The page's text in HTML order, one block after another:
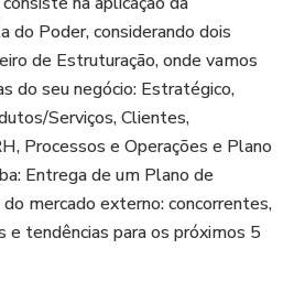
do Poder, considerando dois
de Estruturação, onde vamos
do seu negócio: Estratégico,
Serviços, Clientes,
Processos e Operações e Plano
Entrega de um Plano de
mercado externo: concorrentes,
e tendências para os próximos 5